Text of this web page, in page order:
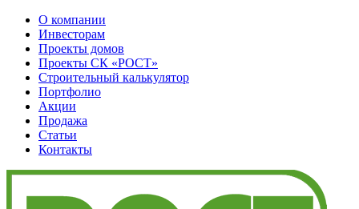
О компании
Инвесторам
Проекты домов
Проекты СК «РОСТ»
Строительный калькулятор
Портфолио
Акции
Продажа
Статьи
Контакты